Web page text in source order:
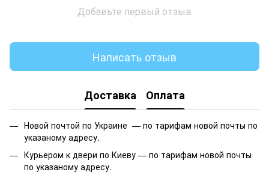
Добавьте первый отзыв
Написать отзыв
Доставка Оплата
Новой почтой по Украине — по тарифам новой почты по
указаному адресу.
Курьером к двери по Киеву — по тарифам новой почты
по указаному адресу.